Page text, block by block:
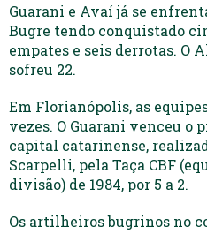
Guarani e Avaí já se
Bugre tendo conquistado
empates e seis derrotas. O
sofreu 22.
Em Florianópolis, as
vezes. O Guarani venceu o
capital catarinense,
Scarpelli, pela Taça CBF
divisão) de 1984, por 5 a 2.
Os artilheiros bugrinos no